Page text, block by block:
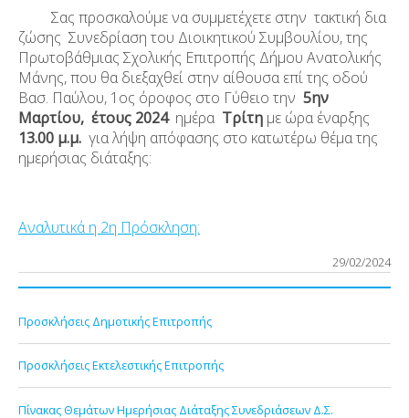
Σας προσκαλούμε να συμμετέχετε στην τακτική δια
ζώσης Συνεδρίαση του Διοικητικού Συμβουλίου, της
Πρωτοβάθμιας Σχολικής Επιτροπής Δήμου Ανατολικής
Μάνης, που θα διεξαχθεί στην αίθουσα επί της οδού
Βασ. Παύλου, 1 ος όροφος στο Γύθειο την 5ην
Μαρτίου, έτους 2024 ημέρα Τρίτη με ώρα έναρξης
13.00 μ.μ. για λήψη απόφασης στο κατωτέρω θέμα της
ημερήσιας διάταξης:
Αναλυτικά η 2η Πρόσκληση:
29/02/2024
Προσκλήσεις Δημοτικής Επιτροπής
Προσκλήσεις Εκτελεστικής Επιτροπής
Πίνακας Θεμάτων Ημερήσιας Διάταξης Συνεδριάσεων Δ.Σ.